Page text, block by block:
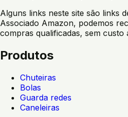
Alguns links neste site são links
Associado Amazon, podemos
compras qualificadas, sem custo
Produtos
Chuteiras
Bolas
Guarda redes
Caneleiras